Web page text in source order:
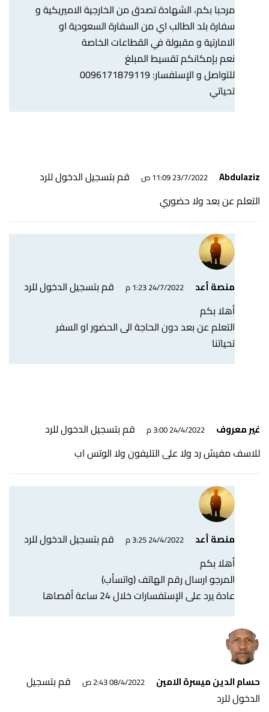
مرحبا بكم، الشهادة تصدق من الخارجية الاميريكية و
سفارة بلد الطالب اي من السفارة السعودية او
الامارتية و مقبولة في القطاعات الخاصة
نعم بإمكانكم تقسيط المبلغ
للتواصل و الإستفسار: 0096171879119
تحياتي
Abdulaziz 23/7/2022 11:09 ص
قم بتسجيل الدخول للرد
التعلم عن بعد ولا حضوري
منصة أعد 24/7/2022 1:23 م
قم بتسجيل الدخول للرد
أهلا بكم
التعلم عن بعد دون الحاجة الى الحضور او السفر
تحياتنا
غير معروف 24/4/2022 3:00 م
قم بتسجيل الدخول للرد
للاسف مفيش رد ولا على التليفون ولا الوتس اب
منصة أعد 24/4/2022 3:25 م
قم بتسجيل الدخول للرد
أهلا بكم
المرجو ارسال رقم الهاتف (واتسأب)
عادة يرد على الإستفسارات خلال 24 ساعة أقصاها
حسام الدين ميسرة الامين 08/4/2022 2:43 ص
قم بتسجيل
الدخول للرد